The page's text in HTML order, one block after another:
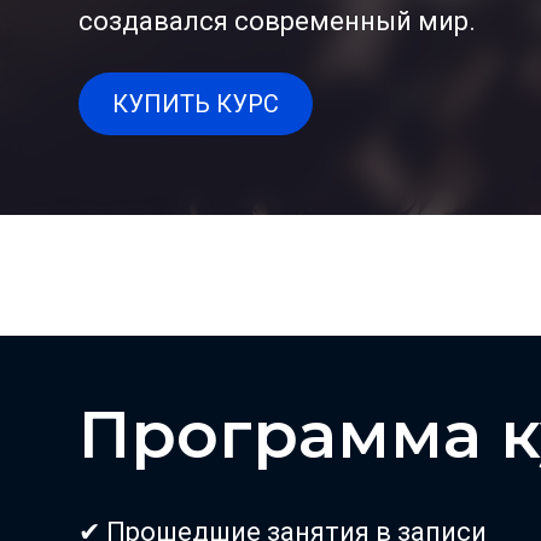
создавался современный мир.
КУПИТЬ КУРС
Программа
✔ Прошедшие занятия в записи